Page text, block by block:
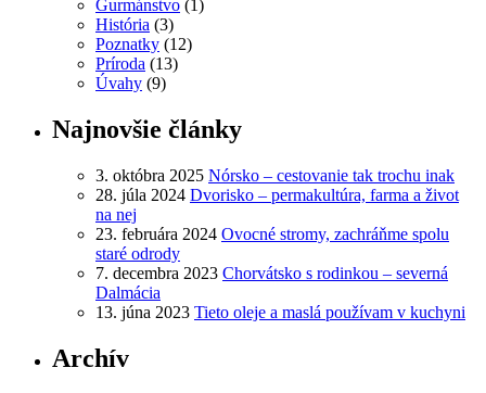
Gurmánstvo (1)
História (3)
Poznatky (12)
Príroda (13)
Úvahy (9)
Najnovšie články
3. októbra 2025 Nórsko – cestovanie tak trochu inak
28. júla 2024 Dvorisko – permakultúra, farma a život
na nej
23. februára 2024 Ovocné stromy, zachráňme spolu
staré odrody
7. decembra 2023 Chorvátsko s rodinkou – severná
Dalmácia
13. júna 2023 Tieto oleje a maslá používam v kuchyni
Archív